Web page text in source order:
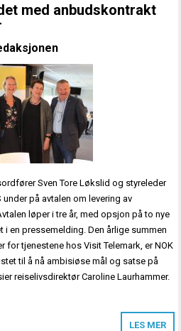
med anbudskontrakt
Sven Tore Løkslid og styreleder
på avtalen om levering av
løper i tre år, med opsjon på to nye
en pressemelding. Den årlige summen
for tjenestene hos Visit Telemark, er NOK
til å nå ambisiøse mål og satse på
reiselivsdirektør Caroline Laurhammer.
LES MER